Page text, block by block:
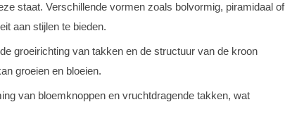
staat. Verschillende vormen zoals bolvormig, piramidaal of
aan stijlen te bieden.
groeirichting van takken en de structuur van de kroon
groeien en bloeien.
van bloemknoppen en vruchtdragende takken, wat